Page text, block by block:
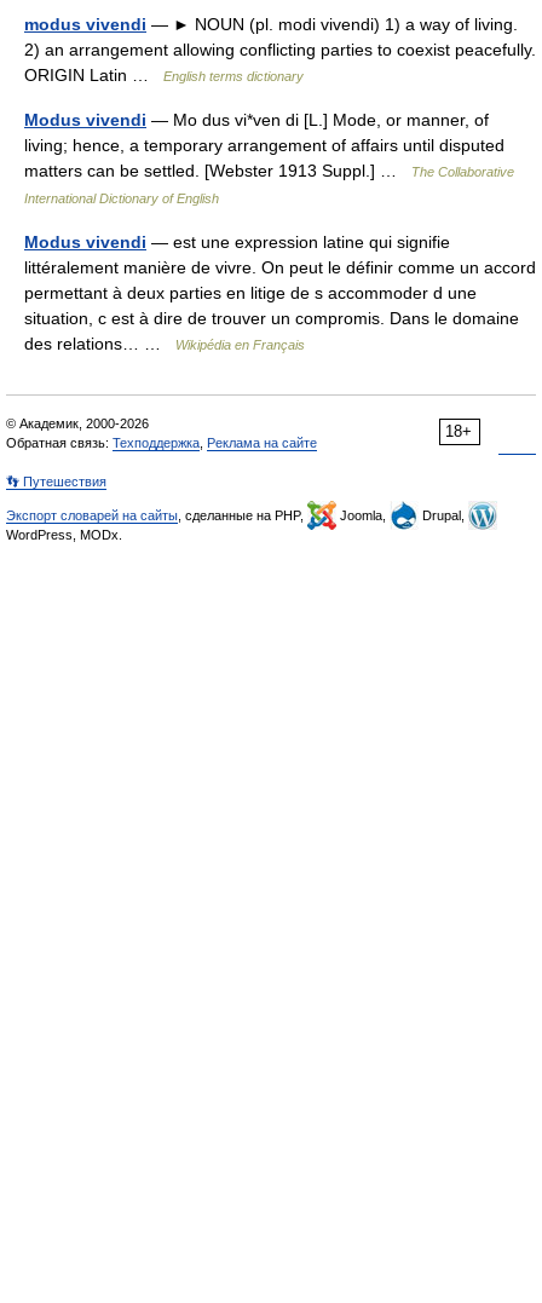
modus vivendi — ► NOUN (pl. modi vivendi) 1) a way of living.
2) an arrangement allowing conflicting parties to coexist peacefully.
ORIGIN Latin …
English terms dictionary
Modus vivendi — Mo dus vi*ven di [L.] Mode, or manner, of
living; hence, a temporary arrangement of affairs until disputed
matters can be settled. [Webster 1913 Suppl.] …
The Collaborative
International Dictionary of English
Modus vivendi — est une expression latine qui signifie
littéralement manière de vivre. On peut le définir comme un accord
permettant à deux parties en litige de s accommoder d une
situation, c est à dire de trouver un compromis. Dans le domaine
des relations… …
Wikipédia en Français
18+
© Академик, 2000-2026
Обратная связь: Техподдержка Реклама на сайте
👣 Путешествия
Экспорт словарей на сайты , сделанные на PHP, Joomla,
Drupal,
WordPress, MODx.